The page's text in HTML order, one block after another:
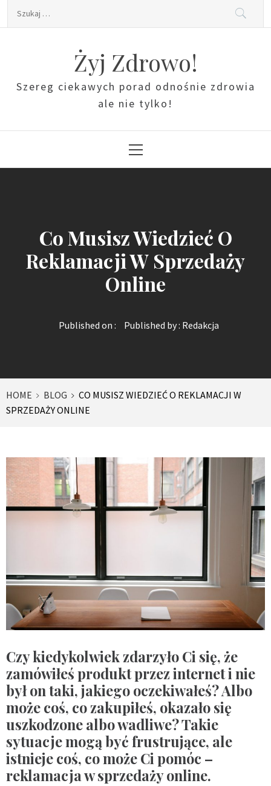
Szukaj:
Żyj Zdrowo!
Szereg ciekawych porad odnośnie zdrowia
ale nie tylko!
Menu
Co Musisz Wiedzieć O
Reklamacji W Sprzedaży
Online
Published on : Published by : Redakcja
HOME BLOG
CO MUSISZ WIEDZIEĆ O REKLAMACJI W
SPRZEDAŻY ONLINE
Czy kiedykolwiek zdarzyło Ci się, że
zamówiłeś produkt przez internet i nie
był on taki, jakiego oczekiwałeś? Albo
może coś, co zakupiłeś, okazało się
uszkodzone albo wadliwe? Takie
sytuacje mogą być frustrujące, ale
istnieje coś, co może Ci pomóc –
reklamacja w sprzedaży online.